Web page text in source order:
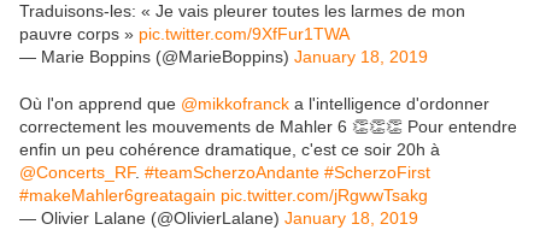
Traduisons-les: « Je vais pleurer toutes les larmes de mon
pauvre corps » pic.twitter.com/9XfFur1TWA
— Marie Boppins (@MarieBoppins) January 18, 2019
Où l'on apprend que @mikkofranck a l'intelligence d'ordonner
correctement les mouvements de Mahler 6 👏👏👏 Pour entendre
enfin un peu cohérence dramatique, c'est ce soir 20h à
@Concerts_RF. #teamScherzoAndante #ScherzoFirst
#makeMahler6greatagain pic.twitter.com/jRgwwTsakg
— Olivier Lalane (@OlivierLalane) January 18, 2019